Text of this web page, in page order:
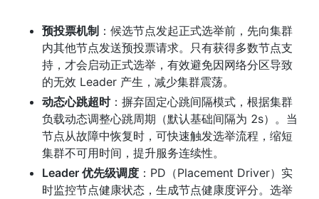
预投票机制 ：候选节点发起正式选举前，先向集群
内其他节点发送预投票请求。只有获得多数节点支
持，才会启动正式选举，有效避免因网络分区导致
的无效 Leader 产生，减少集群震荡。
动态心跳超时：摒弃固定心跳间隔模式，根据集群
负载动态调整心跳周期（默认基础间隔为 2s）。当
节点从故障中恢复时，可快速触发选举流程，缩短
集群不可用时间，提升服务连续性。
Leader 优先级调度 ：PD（Placement Driver）实
时监控节点健康状态，生成节点健康度评分。选举